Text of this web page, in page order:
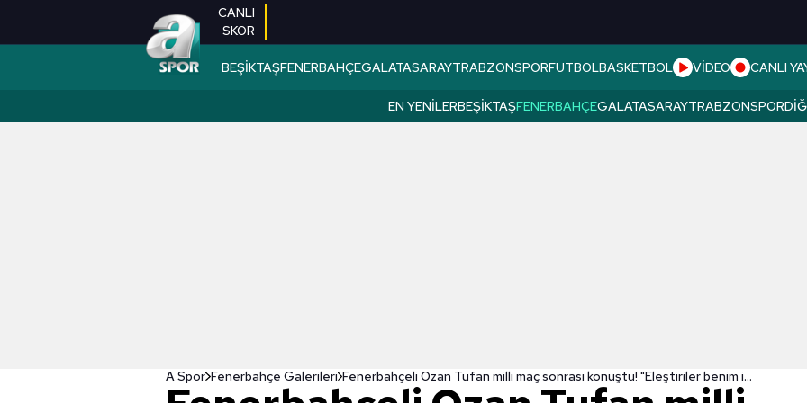
CANLI
SKOR
BEŞİKTAŞFENERBAHÇEGALATASARAYTRABZONSPORFUTBOLBASKETBOL VİDEO CANLI
EN YENILERBEŞIKTAŞFENERBAHÇEGALATASARAYTRABZONSPOR
A Spor Fenerbahçe Galerileri Fenerbahçeli Ozan Tufan milli maç sonrası konuştu! "Eleştiriler benim için..."